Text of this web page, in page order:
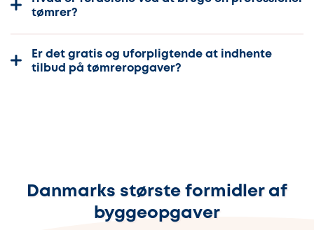
tømrer?
Er det gratis og uforpligtende at indhente
tilbud på tømreropgaver?
Danmarks største formidler af
byggeopgaver